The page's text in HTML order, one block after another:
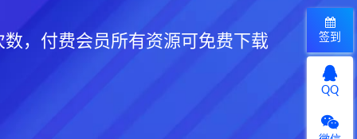
，付费会员所有资源可免费下载 签到
QQ